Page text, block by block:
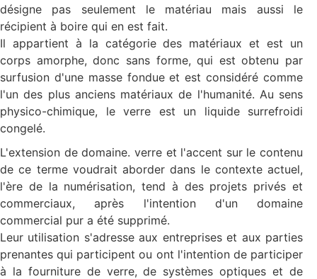
désigne pas seulement le matériau mais aussi le
récipient à boire qui en est fait.
Il appartient à la catégorie des matériaux et est un
corps amorphe, donc sans forme, qui est obtenu par
surfusion d'une masse fondue et est considéré comme
l'un des plus anciens matériaux de l'humanité. Au sens
physico-chimique, le verre est un liquide surrefroidi
congelé.
L'extension de domaine. verre et l'accent sur le contenu
de ce terme voudrait aborder dans le contexte actuel,
l'ère de la numérisation, tend à des projets privés et
commerciaux, après l'intention d'un domaine
commercial pur a été supprimé.
Leur utilisation s'adresse aux entreprises et aux parties
prenantes qui participent ou ont l'intention de participer
à la fourniture de verre, de systèmes optiques et de